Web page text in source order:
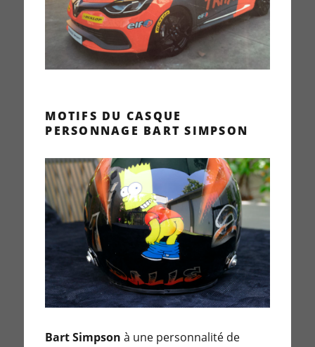
MOTIFS DU CASQUE
PERSONNAGE BART SIMPSON
Bart Simpson à une personnalité de